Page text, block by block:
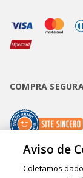
COMPRA
Aviso de
Coletamos